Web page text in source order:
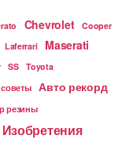
Chevrolet
Cooper
Laferrari Maserati
SS Toyota
Авто рекорд
резины
Изобретения